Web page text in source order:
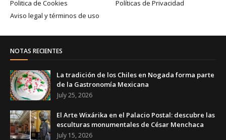
Politica de Cookies
Políticas de Privacidad
Aviso legal y términos de uso
NOTAS RECIENTES
La tradición de los Chiles en Nogada forma parte
de la Gastronomía Mexicana
July 25, 2026
El Arte Wixárika en el Palacio Postal: descubre las
esculturas monumentales de César Menchaca
July 15, 2026